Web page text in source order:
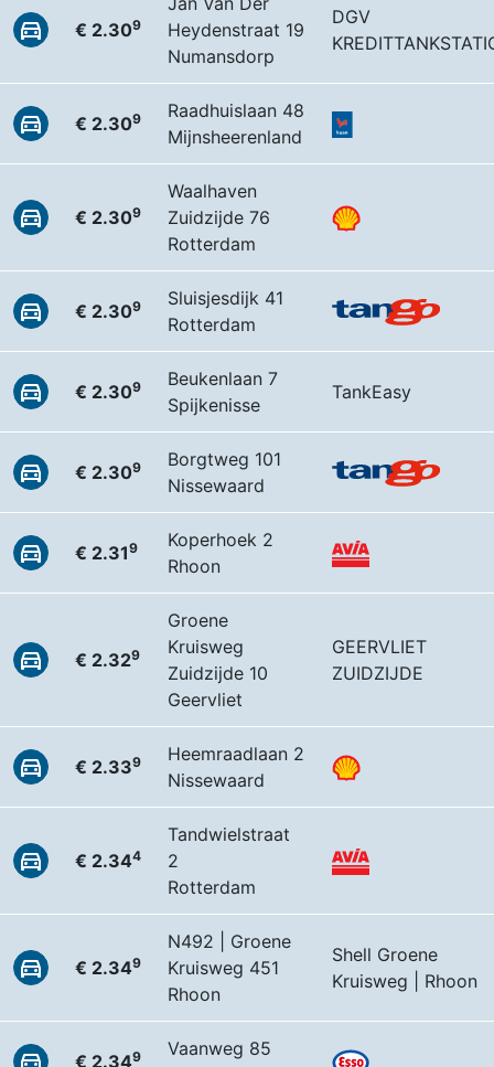
€ 2.309
Heydenstraat 19
Numansdorp
DGV
€ 2.309
Raadhuislaan 48
Mijnsheerenland
€ 2.309
Waalhaven
Zuidzijde 76
Rotterdam
€ 2.309
Sluisjesdijk 41
Rotterdam
€ 2.309
Beukenlaan 7
Spijkenisse
TankEasy
€ 2.309
Borgtweg 101
Nissewaard
€ 2.319
Koperhoek 2
Rhoon
€ 2.329
Groene
Kruisweg
Zuidzijde 10
Geervliet
GEERVLIET
ZUIDZIJDE
€ 2.339
Heemraadlaan 2
Nissewaard
€ 2.344
Tandwielstraat
2
Rotterdam
€ 2.349
N492 | Groene
Kruisweg 451
Rhoon
Shell Groene
Kruisweg | Rhoon
€ 2.349
Vaanweg 85